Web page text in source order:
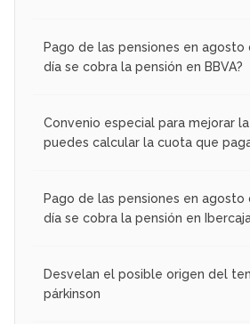
Pago de las pensiones en agosto
día se cobra la pensión en BBVA?
Convenio especial para mejorar
puedes calcular la cuota que
Pago de las pensiones en agosto
día se cobra la pensión en
Desvelan el posible origen del
párkinson